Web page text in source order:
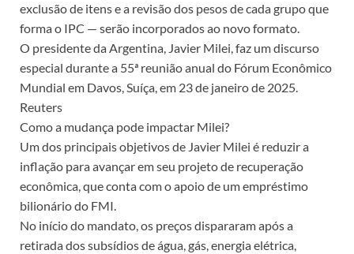
exclusão de itens e a revisão dos pesos de cada grupo que
forma o IPC — serão incorporados ao novo formato.
O presidente da Argentina, Javier Milei, faz um discurso
especial durante a 55ª reunião anual do Fórum Econômico
Mundial em Davos, Suíça, em 23 de janeiro de 2025.
Reuters
Como a mudança pode impactar Milei?
Um dos principais objetivos de Javier Milei é reduzir a
inflação para avançar em seu projeto de recuperação
econômica, que conta com o apoio de um empréstimo
bilionário do FMI.
No início do mandato, os preços dispararam após a
retirada dos subsídios de água, gás, energia elétrica,